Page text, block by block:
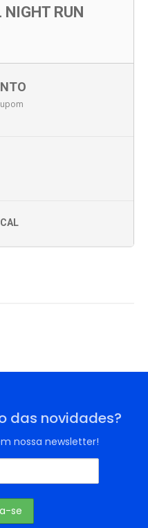
NIGHT RUN
das novidades?
nossa newsletter!